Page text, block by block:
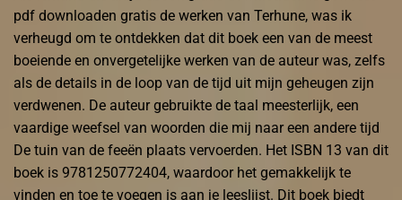
pdf downloaden gratis de werken van Terhune, was ik
verheugd om te ontdekken dat dit boek een van de meest
boeiende en onvergetelijke werken van de auteur was, zelfs
als de details in de loop van de tijd uit mijn geheugen zijn
verdwenen. De auteur gebruikte de taal meesterlijk, een
vaardige weefsel van woorden die mij naar een andere tijd
De tuin van de feeën plaats vervoerden. Het ISBN 13 van dit
boek is 9781250772404, waardoor het gemakkelijk te
vinden en toe te voegen is aan je leeslijst. Dit boek biedt